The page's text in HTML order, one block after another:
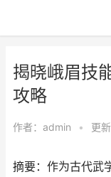
揭晓峨眉技
攻略
作者： admin • 更
摘要：作为古代武